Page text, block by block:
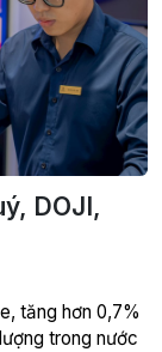
DOJI,
tăng hơn 0,7%
trong nước